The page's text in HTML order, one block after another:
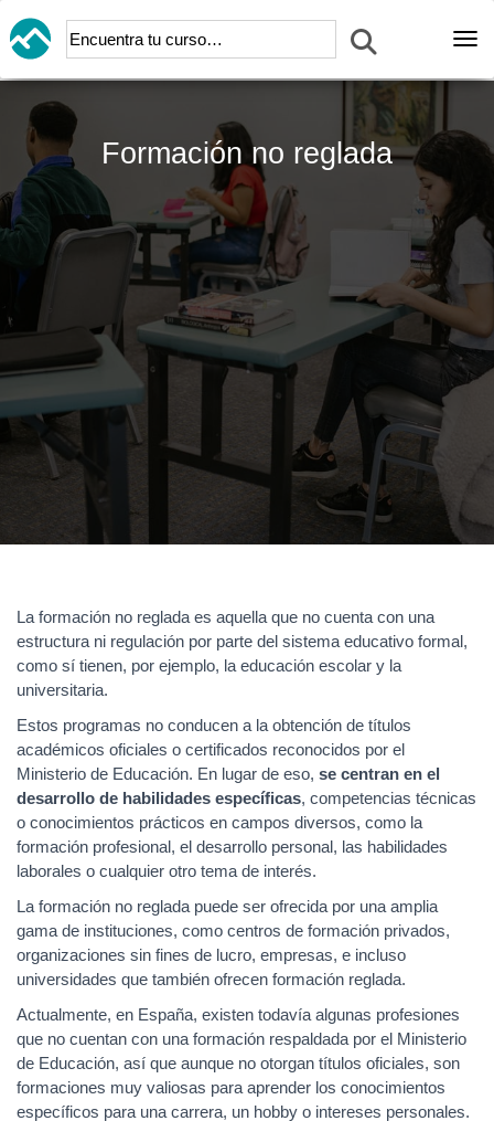
formación no reglada
La formación no reglada es aquella que no cuenta con una
estructura ni regulación por parte del sistema educativo formal,
como sí tienen, por ejemplo, la educación escolar y la
universitaria.
Estos programas no conducen a la obtención de títulos
académicos oficiales o certificados reconocidos por el
Ministerio de Educación. En lugar de eso, se centran en el
desarrollo de habilidades específicas, competencias técnicas
o conocimientos prácticos en campos diversos, como la
formación profesional, el desarrollo personal, las habilidades
laborales o cualquier otro tema de interés.
La formación no reglada puede ser ofrecida por una amplia
gama de instituciones, como centros de formación privados,
organizaciones sin fines de lucro, empresas, e incluso
universidades que también ofrecen formación reglada.
Actualmente, en España, existen todavía algunas profesiones
que no cuentan con una formación respaldada por el Ministerio
de Educación, así que aunque no otorgan títulos oficiales, son
formaciones muy valiosas para aprender los conocimientos
específicos para una carrera, un hobby o intereses personales.